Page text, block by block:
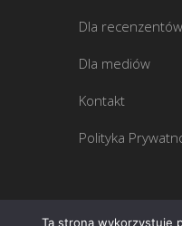
Dla recenzentów
Dla mediów
Kontakt
Polityka
Ta strona wykorzystuje